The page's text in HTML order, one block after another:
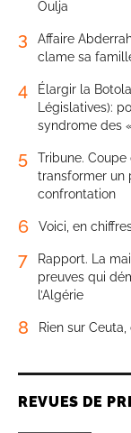
Oulja
3
Affaire
clame sa
4
Élargir la
Législatives):
syndrome des
5
Tribune.
transformer un
confrontation
6 Voici, en
7
Rapport. La
preuves qui
l’Algérie
8 Rien sur
REVUES DE